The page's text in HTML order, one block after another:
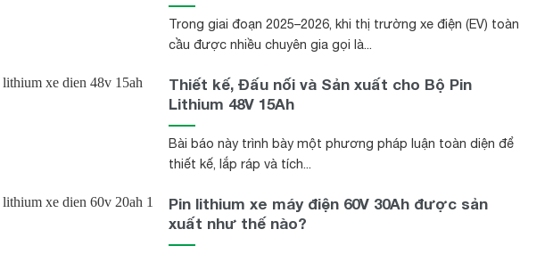
giá cả hợp lý, hãy liên hệ với chúng tôi ngay hôm nay để được tư vấn và hỗ
Trong giai đoạn 2025–2026, khi thị trường xe điện (EV) toàn
cầu được nhiều chuyên gia gọi là...
Thiết kế, Đấu nối và Sản xuất cho Bộ Pin
Lithium 48V 15Ah
Bài báo này trình bày một phương pháp luận toàn diện để
thiết kế, lắp ráp và tích...
Pin lithium xe máy điện 60V 30Ah được sản
xuất như thế nào?